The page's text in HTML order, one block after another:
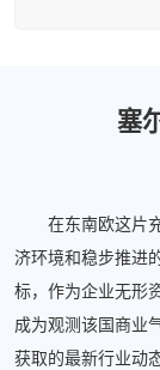
塞
在东南欧这片充
济环境和稳步推进
标，作为企业无形
成为观测该国商业
获取的最新行业动